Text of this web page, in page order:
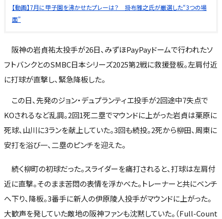
【動画】7月に甲子園を沸かせたプレーは？ 掛布雅之氏が厳選した“3つの場
面”
阪神の岩貞祐太投手が26日、みずほPayPayドームで行われたソ
フトバンクとのSMBC日本シリーズ2025第2戦に救援登板。左肩付近
に打球が直撃し、緊急降板した。
この日、先発のジョン・デュプランティエ投手が2回途中7失点で
KOされるなど乱調。2回1死二塁でマウンドに上がった岩貞は栗原に
死球、山川に3ランを献上していた。3回も続投。2死から柳田、周東に
安打を浴び一、二塁のピンチを迎えた。
続く柳町の初球だった。スライダーを痛打されると、打球は左肩付
近に直撃。そのまま苦悶の表情を浮かべた。トレーナーと共にベンチ
へ下り、降板。3番手に新人の伊原陵人投手がマウンドに上がった。
大歓声を発していた敵地の阪神ファンも沈黙していた。（Full-Count